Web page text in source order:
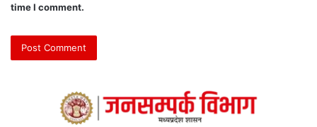
time I comment.